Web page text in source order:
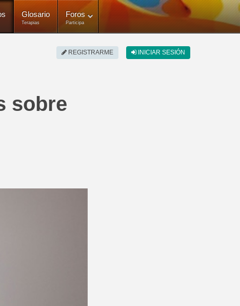
Glosario
Terapias
Foros
Participa
REGISTRARME INICIAR SESIÓN
sobre